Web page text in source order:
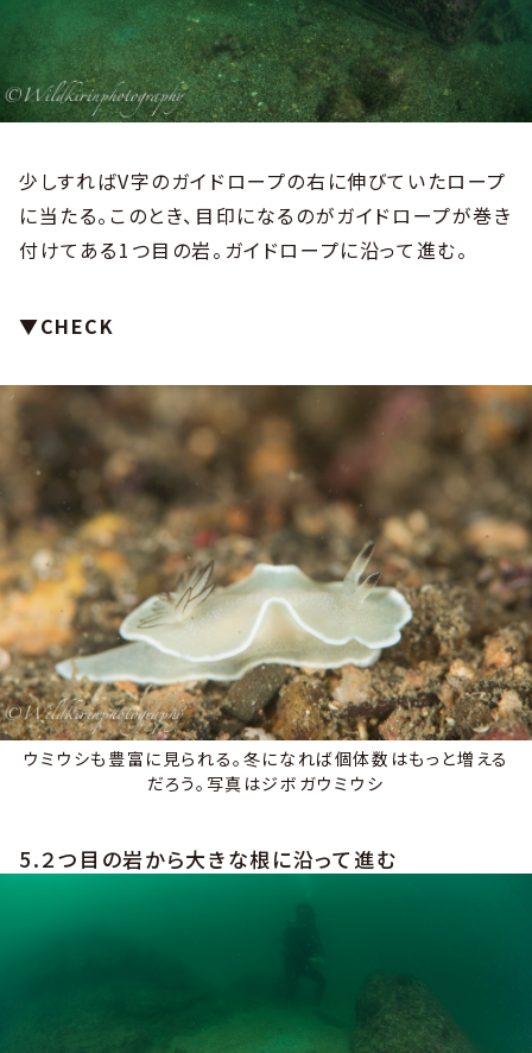
少しすればV字のガイドロープの右に伸びていたロープ
に当たる。このとき、目印になるのがガイドロープが巻き
付けてある1つ目の岩。ガイドロープに沿って進む。
▼CHECK
ウミウシも豊富に見られる。冬になれば個体数はもっと増える
だろう。写真はジボガウミウシ
5.２つ目の岩から大きな根に沿って進む